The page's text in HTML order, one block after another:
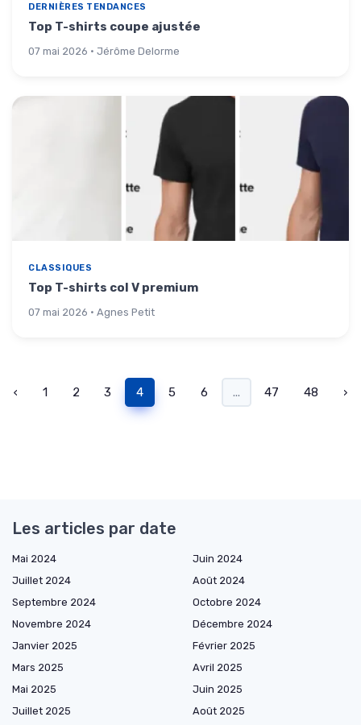
DERNIÈRES TENDANCES
Top T-shirts coupe ajustée
07 mai 2026 · Jérôme Delorme
CLASSIQUES
Top T-shirts col V premium
07 mai 2026 · Agnes Petit
‹ 1 2 3 4 5 6 ... 47 48 ›
Les articles par date
Mai 2024
Juin 2024
Juillet 2024
Août 2024
Septembre 2024
Octobre 2024
Novembre 2024
Décembre 2024
Janvier 2025
Février 2025
Mars 2025
Avril 2025
Mai 2025
Juin 2025
Juillet 2025
Août 2025